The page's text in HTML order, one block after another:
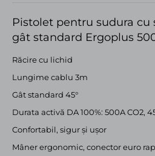
Pistolet pentru sudura cu
gât standard Ergoplus
Răcire cu lichid
Lungime cablu 3m
Gât standard 45°
Durata activă DA 100%: 500A CO2,
Confortabil, sigur și ușor
Mâner ergonomic, conector euro